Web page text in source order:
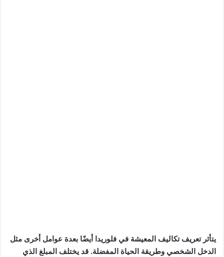
يتأثر تعريف تكاليف المعيشة في فلوريدا أيضًا بعدة عوامل أخرى مثل
الدخل الشخصي وطريقة الحياة المفضلة. قد يختلف المبلغ الذي